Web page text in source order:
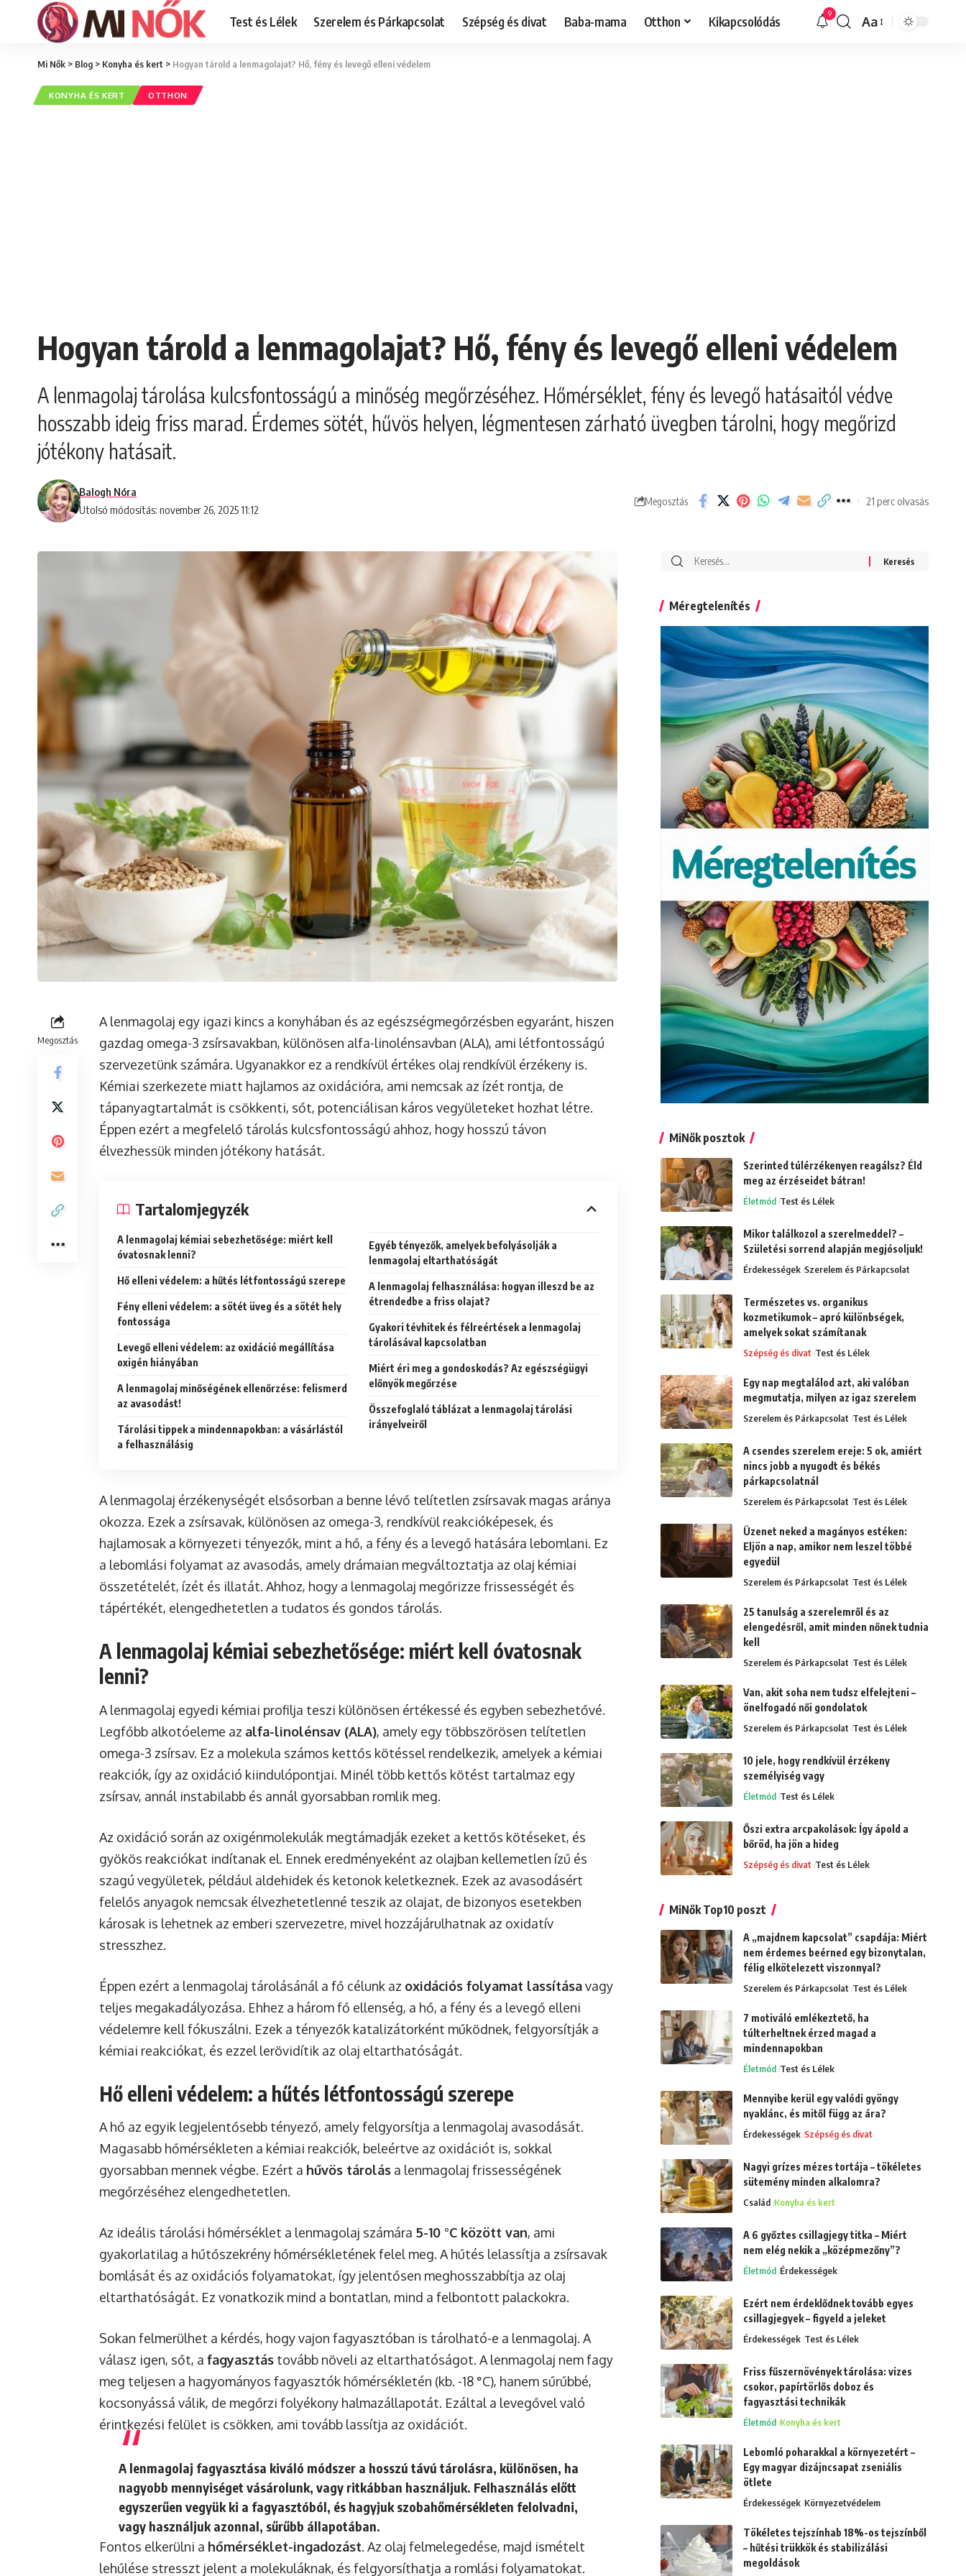
Test és Lélek Szerelem és Párkapcsolat Szépség és divat Baba-mama Otthon Kikapcsolódás 9
Font
Aa
Mi Nők > Blog > Konyha és kert > Hogyan tárold a lenmagolajat? Hő, fény és levegő elleni védelem
KONYHA ÉS KERT OTTHON
Hogyan tárold a lenmagolajat? Hő, fény és levegő elleni védelem
A lenmagolaj tárolása kulcsfontosságú a minőség megőrzéséhez. Hőmérséklet, fény és levegő hatásaitól védve
hosszabb ideig friss marad. Érdemes sötét, hűvös helyen, légmentesen zárható üvegben tárolni, hogy megőrizd
jótékony hatásait.
Utolsó módosítás: november 26, 2025 11:12
Balogh Nóra
Megosztás 21 perc olvasás
Megosztás
A lenmagolaj egy igazi kincs a konyhában és az egészségmegőrzésben egyaránt, hiszen
gazdag omega-3 zsírsavakban, különösen alfa-linolénsavban (ALA), ami létfontosságú
szervezetünk számára. Ugyanakkor ez a rendkívül értékes olaj rendkívül érzékeny is.
Kémiai szerkezete miatt hajlamos az oxidációra, ami nemcsak az ízét rontja, de
tápanyagtartalmát is csökkenti, sőt, potenciálisan káros vegyületeket hozhat létre.
Éppen ezért a megfelelő tárolás kulcsfontosságú ahhoz, hogy hosszú távon
élvezhessük minden jótékony hatását.
Tartalomjegyzék
A lenmagolaj kémiai sebezhetősége: miért kell
óvatosnak lenni?
Hő elleni védelem: a hűtés létfontosságú szerepe
Fény elleni védelem: a sötét üveg és a sötét hely
fontossága
Levegő elleni védelem: az oxidáció megállítása
oxigén hiányában
A lenmagolaj minőségének ellenőrzése: felismerd
az avasodást!
Tárolási tippek a mindennapokban: a vásárlástól
a felhasználásig
Egyéb tényezők, amelyek befolyásolják a
lenmagolaj eltarthatóságát
A lenmagolaj felhasználása: hogyan illeszd be az
étrendedbe a friss olajat?
Gyakori tévhitek és félreértések a lenmagolaj
tárolásával kapcsolatban
Miért éri meg a gondoskodás? Az egészségügyi
előnyök megőrzése
Összefoglaló táblázat a lenmagolaj tárolási
irányelveiről
A lenmagolaj érzékenységét elsősorban a benne lévő telítetlen zsírsavak magas aránya
okozza. Ezek a zsírsavak, különösen az omega-3, rendkívül reakcióképesek, és
hajlamosak a környezeti tényezők, mint a hő, a fény és a levegő hatására lebomlani. Ez
a lebomlási folyamat az avasodás, amely drámaian megváltoztatja az olaj kémiai
összetételét, ízét és illatát. Ahhoz, hogy a lenmagolaj megőrizze frissességét és
tápértékét, elengedhetetlen a tudatos és gondos tárolás.
A lenmagolaj kémiai sebezhetősége: miért kell óvatosnak
lenni?
A lenmagolaj egyedi kémiai profilja teszi különösen értékessé és egyben sebezhetővé.
Legfőbb alkotóeleme az alfa-linolénsav (ALA), amely egy többszörösen telítetlen
omega-3 zsírsav. Ez a molekula számos kettős kötéssel rendelkezik, amelyek a kémiai
reakciók, így az oxidáció kiindulópontjai. Minél több kettős kötést tartalmaz egy
zsírsav, annál instabilabb és annál gyorsabban romlik meg.
Az oxidáció során az oxigénmolekulák megtámadják ezeket a kettős kötéseket, és
gyökös reakciókat indítanak el. Ennek eredményeként az olajban kellemetlen ízű és
szagú vegyületek, például aldehidek és ketonok keletkeznek. Ezek az avasodásért
felelős anyagok nemcsak élvezhetetlenné teszik az olajat, de bizonyos esetekben
károsak is lehetnek az emberi szervezetre, mivel hozzájárulhatnak az oxidatív
stresszhez.
Éppen ezért a lenmagolaj tárolásánál a fő célunk az oxidációs folyamat lassításavagy
teljes megakadályozása. Ehhez a három fő ellenség, a hő, a fény és a levegő elleni
védelemre kell fókuszálni. Ezek a tényezők katalizátorként működnek, felgyorsítják a
kémiai reakciókat, és ezzel lerövidítik az olaj eltarthatóságát.
Hő elleni védelem: a hűtés létfontosságú szerepe
A hő az egyik legjelentősebb tényező, amely felgyorsítja a lenmagolaj avasodását.
Magasabb hőmérsékleten a kémiai reakciók, beleértve az oxidációt is, sokkal
gyorsabban mennek végbe. Ezért a hűvös tárolás a lenmagolaj frissességének
megőrzéséhez elengedhetetlen.
Az ideális tárolási hőmérséklet a lenmagolaj számára 5-10 °C között van, ami
gyakorlatilag a hűtőszekrény hőmérsékletének felel meg. A hűtés lelassítja a zsírsavak
bomlását és az oxidációs folyamatokat, így jelentősen meghosszabbítja az olaj
eltarthatóságát. Ez vonatkozik mind a bontatlan, mind a felbontott palackokra.
Sokan felmerülhet a kérdés, hogy vajon fagyasztóban is tárolható-e a lenmagolaj. A
válasz igen, sőt, a fagyasztás tovább növeli az eltarthatóságot. A lenmagolaj nem fagy
meg teljesen a hagyományos fagyasztók hőmérsékletén (kb. -18 °C), hanem sűrűbbé,
kocsonyássá válik, de megőrzi folyékony halmazállapotát. Ezáltal a levegővel való
érintkezési felület is csökken, ami tovább lassítja az oxidációt.
A lenmagolaj fagyasztása kiváló módszer a hosszú távú tárolásra, különösen, ha
nagyobb mennyiséget vásárolunk, vagy ritkábban használjuk. Felhasználás előtt
egyszerűen vegyük ki a fagyasztóból, és hagyjuk szobahőmérsékleten felolvadni,
vagy használjuk azonnal, sűrűbb állapotában.
Fontos elkerülni a hőmérséklet-ingadozást. Az olaj felmelegedése, majd ismételt
lehűlése stresszt jelent a molekuláknak, és felgyorsíthatja a romlási folyamatokat.
Search
Méregtelenítés
MiNők posztok
Szerinted túlérzékenyen reagálsz? Éld
meg az érzéseidet bátran!
Életmód Test és Lélek
Mikor találkozol a szerelmeddel? –
Születési sorrend alapján megjósoljuk!
Érdekességek Szerelem és Párkapcsolat
Természetes vs. organikus
kozmetikumok – apró különbségek,
amelyek sokat számítanak
Szépség és divat Test és Lélek
Egy nap megtalálod azt, aki valóban
megmutatja, milyen az igaz szerelem
Szerelem és Párkapcsolat Test és Lélek
A csendes szerelem ereje: 5 ok, amiért
nincs jobb a nyugodt és békés
párkapcsolatnál
Szerelem és Párkapcsolat Test és Lélek
Üzenet neked a magányos estéken:
Eljön a nap, amikor nem leszel többé
egyedül
Szerelem és Párkapcsolat Test és Lélek
25 tanulság a szerelemről és az
elengedésről, amit minden nőnek tudnia
kell
Szerelem és Párkapcsolat Test és Lélek
Van, akit soha nem tudsz elfelejteni –
önelfogadó női gondolatok
Szerelem és Párkapcsolat Test és Lélek
10 jele, hogy rendkívül érzékeny
személyiség vagy
Életmód Test és Lélek
Őszi extra arcpakolások: Így ápold a
bőröd, ha jön a hideg
Szépség és divat Test és Lélek
MiNők Top10 poszt
A „majdnem kapcsolat” csapdája: Miért
nem érdemes beérned egy bizonytalan,
félig elkötelezett viszonnyal?
Szerelem és Párkapcsolat Test és Lélek
7 motiváló emlékeztető, ha
túlterheltnek érzed magad a
mindennapokban
Életmód Test és Lélek
Mennyibe kerül egy valódi gyöngy
nyaklánc, és mitől függ az ára?
Érdekességek Szépség és divat
Nagyi grízes mézes tortája – tökéletes
sütemény minden alkalomra?
Család Konyha és kert
A 6 győztes csillagjegy titka – Miért
nem elég nekik a „középmezőny”?
Életmód Érdekességek
Ezért nem érdeklődnek tovább egyes
csillagjegyek – figyeld a jeleket
Érdekességek Test és Lélek
Friss fűszernövények tárolása: vizes
csokor, papírtörlős doboz és
fagyasztási technikák
Életmód Konyha és kert
Lebomló poharakkal a környezetért –
Egy magyar dizájncsapat zseniális
ötlete
Érdekességek Környezetvédelem
Tökéletes tejszínhab 18%-os tejszínből
– hűtési trükkök és stabilizálási
megoldások